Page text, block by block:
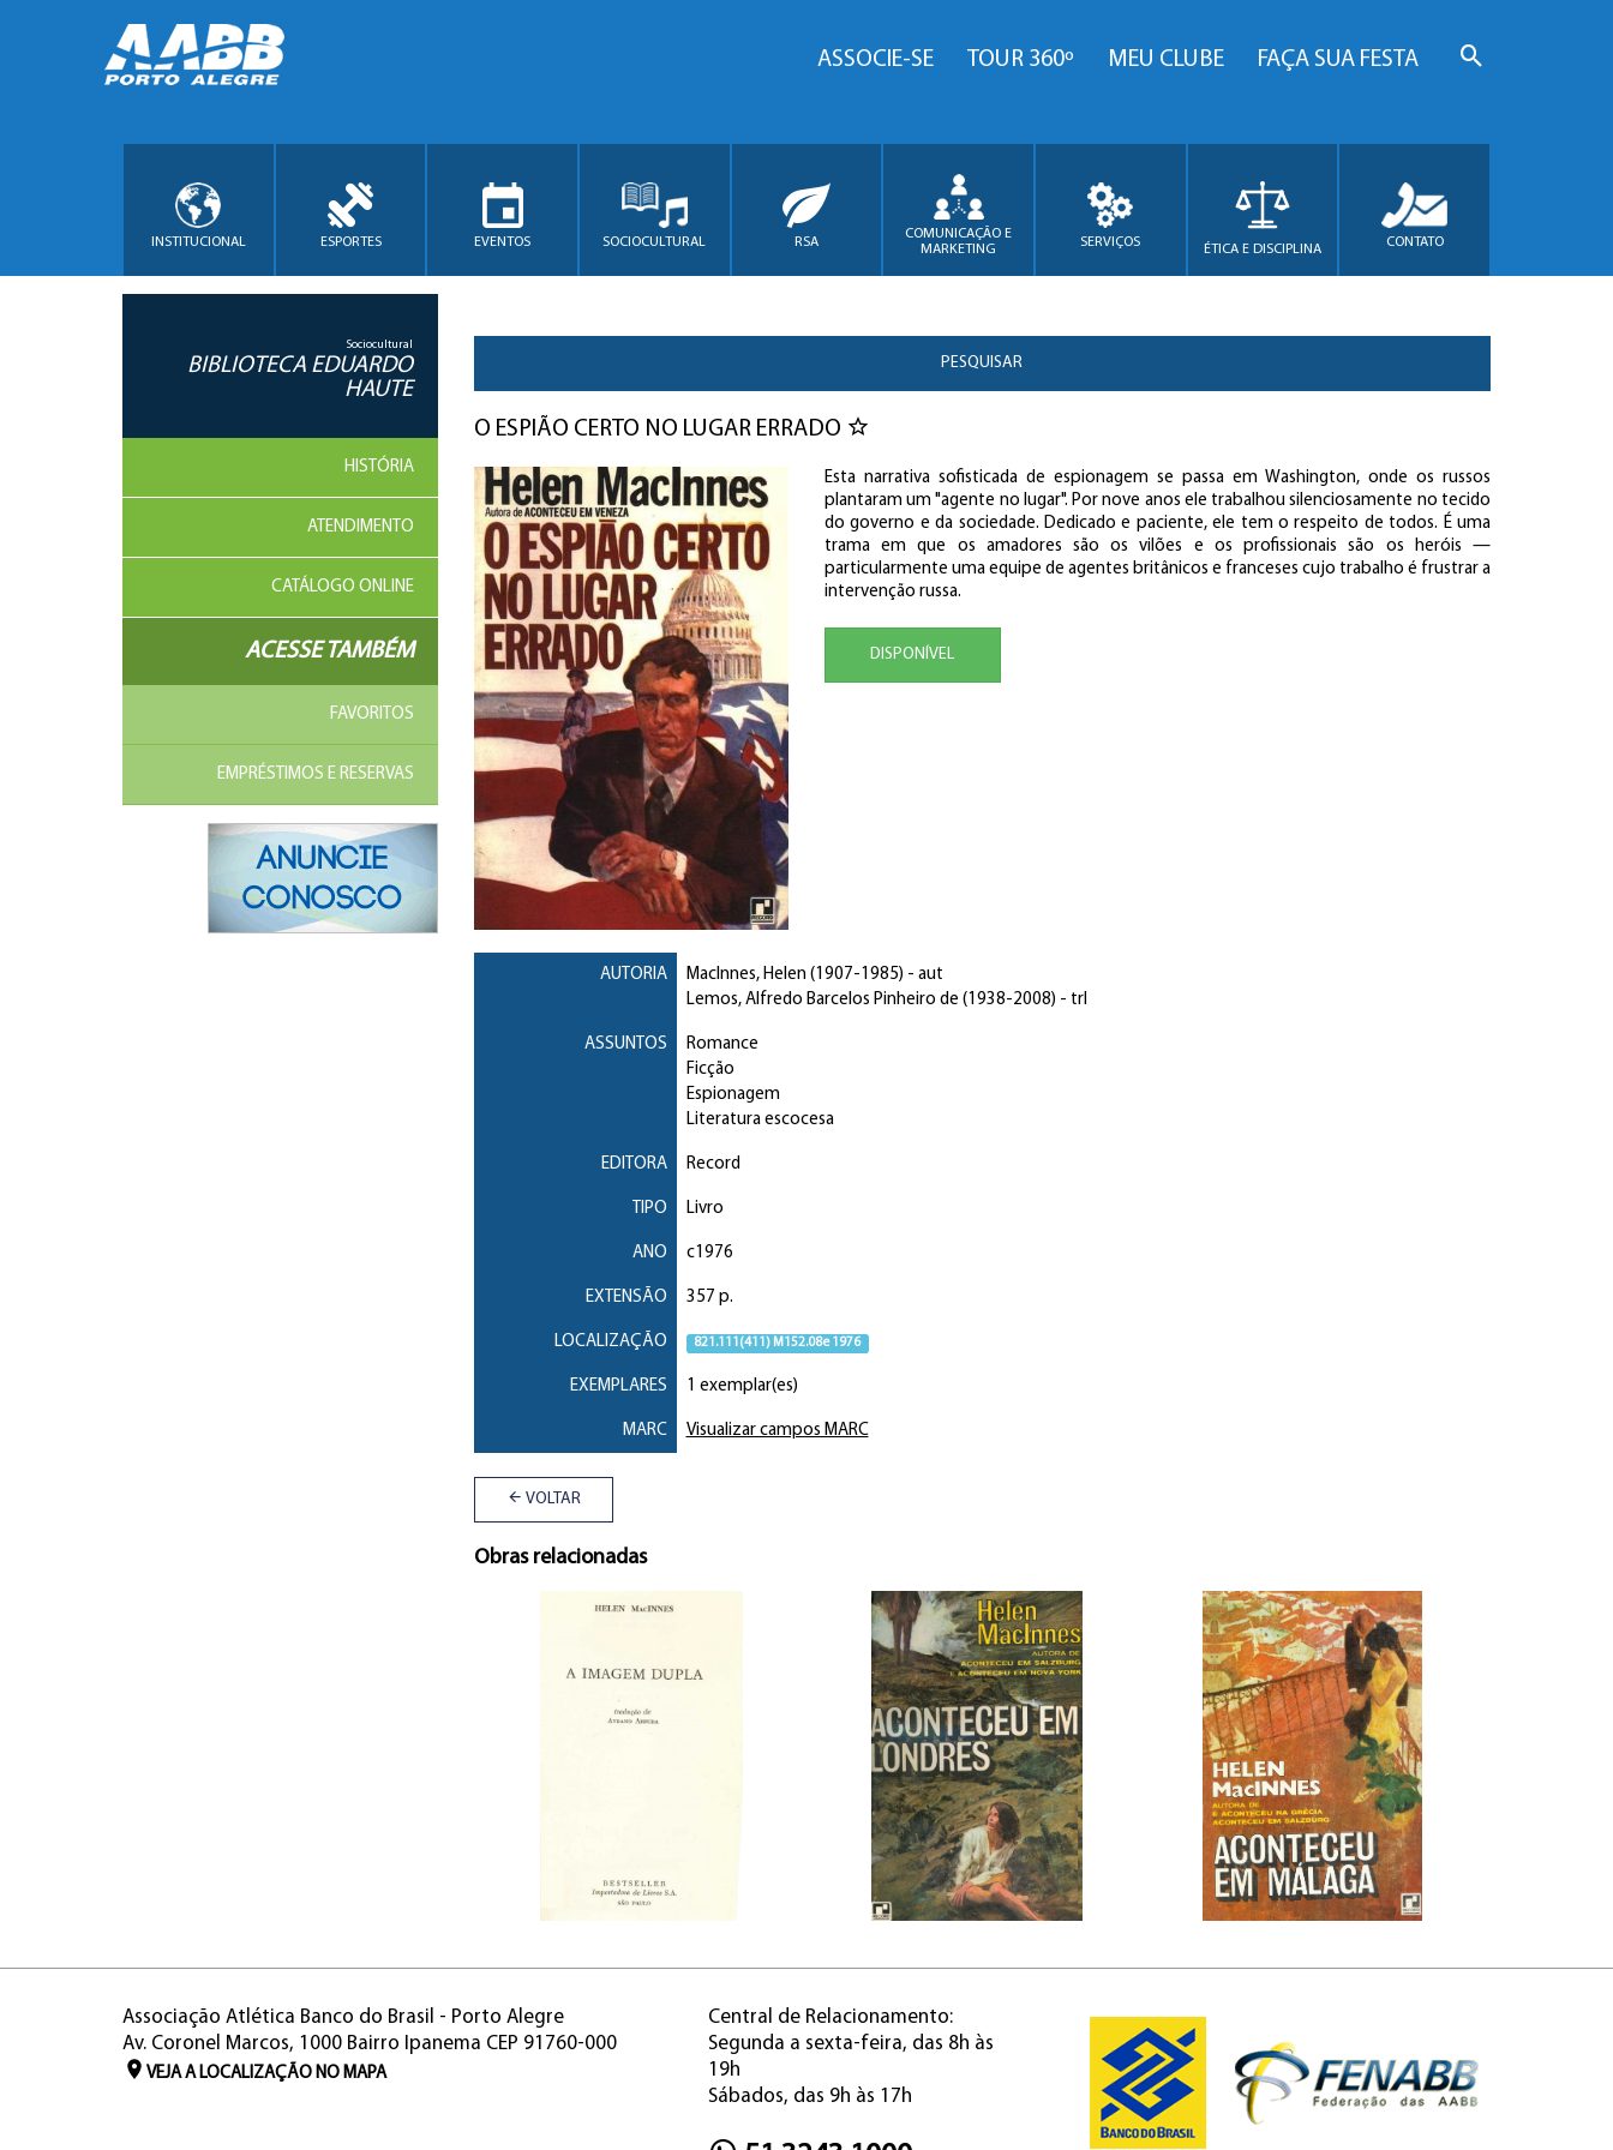
ASSOCIE-SE TOUR 360º MEU CLUBE FAÇA SUA FESTA
INSTITUCIONAL ESPORTES EVENTOS SOCIOCULTURAL RSA
COMUNICAÇÃO E
MARKETING
SERVIÇOS ÉTICA E DISCIPLINA CONTATO
Sociocultural
BIBLIOTECA EDUARDO
HAUTE
HISTÓRIA
ATENDIMENTO
CATÁLOGO ONLINE
ACESSE TAMBÉM
FAVORITOS
EMPRÉSTIMOS E RESERVAS
PESQUISAR
O ESPIÃO CERTO NO LUGAR ERRADO
Esta narrativa sofisticada de espionagem se passa em Washington, onde os russos
plantaram um "agente no lugar". Por nove anos ele trabalhou silenciosamente no tecido
do governo e da sociedade. Dedicado e paciente, ele tem o respeito de todos. É uma
trama em que os amadores são os vilões e os profissionais são os heróis —
particularmente uma equipe de agentes britânicos e franceses cujo trabalho é frustrar a
intervenção russa.
DISPONÍVEL
AUTORIA MacInnes, Helen (1907-1985) - aut
Lemos, Alfredo Barcelos Pinheiro de (1938-2008) - trl
ASSUNTOS
Romance
Ficção
Espionagem
Literatura escocesa
EDITORA Record
TIPO Livro
ANO c1976
EXTENSÃO 357 p.
LOCALIZAÇÃO 821.111(411) M152.08e 1976
EXEMPLARES 1 exemplar(es)
MARC Visualizar campos MARC
VOLTAR
Obras relacionadas
Associação Atlética Banco do Brasil - Porto Alegre
Av. Coronel Marcos, 1000 Bairro Ipanema CEP 91760-000
VEJA A LOCALIZAÇÃO NO MAPA
Central de Relacionamento:
Segunda a sexta-feira, das 8h às
19h
Sábados, das 9h às 17h